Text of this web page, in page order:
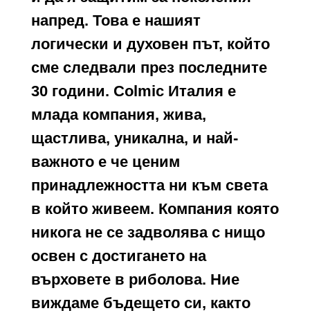
напред. Това е нашият
логически и духовен път, който
сме следвали през последните
30 години. Colmic Италия е
млада компания, жива,
щастлива, уникална, и най-
важното е че ценим
принадлежността ни към света
в който живеем. Компания която
никога не се задволява с нищо
освен с достигането на
върховете в риболова. Ние
виждаме бъдещето си, както